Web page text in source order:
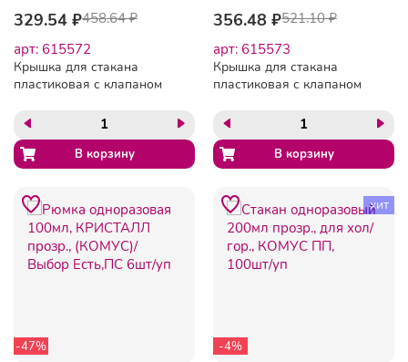
329.54 ₽458.64 ₽
арт: 615572
Крышка для стакана
пластиковая с клапаном
HSL80
356.48 ₽521.10 ₽
арт: 615573
Крышка для стакана
пластиковая с клапаном
HSL90
-47% -4%
хит